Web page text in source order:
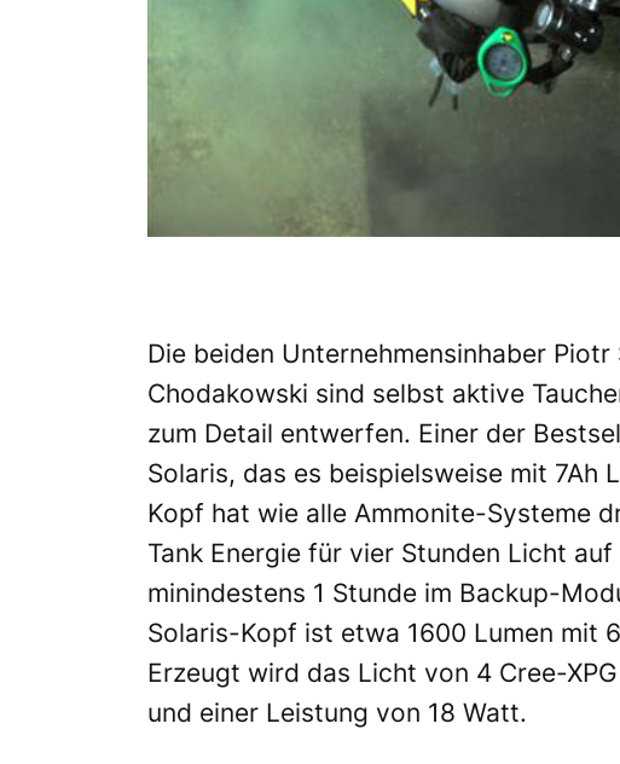
Die beiden Unternehmensinhaber
Chodakowski sind selbst aktive
zum Detail entwerfen. Einer der
Solaris, das es beispielsweise mit 7Ah
Kopf hat wie alle Ammonite-Systeme
Tank Energie für vier Stunden Licht
minindestens 1 Stunde im Backup-
Solaris-Kopf ist etwa 1600 Lumen mit
Erzeugt wird das Licht von 4 Cree-
und einer Leistung von 18 Watt.